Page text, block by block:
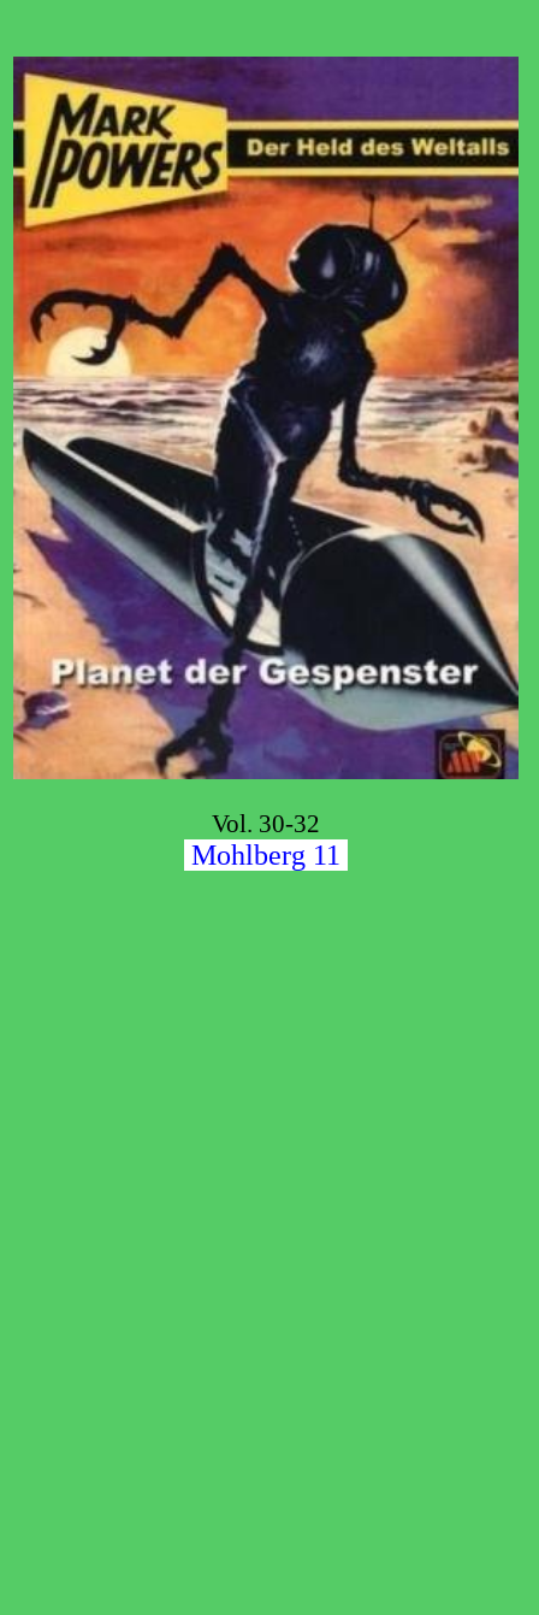
Vol. 30-32
Mohlberg 11